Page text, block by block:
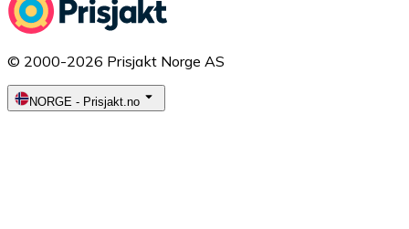
© 2000-2026 Prisjakt Norge AS
NORGE - Prisjakt.no